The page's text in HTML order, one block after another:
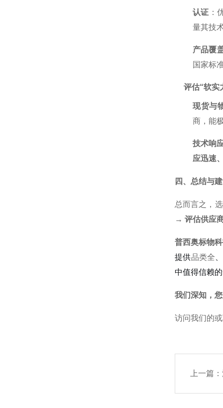
认证 ：
量其技
产品覆
国家标
评估“软实
现货与
商，能
技术响
应迅速
四、总结与
总而言之，
→ 评估供应
普西奥标物
提供品类全
中值得信赖
我们深知，
访问我们的
上一篇：